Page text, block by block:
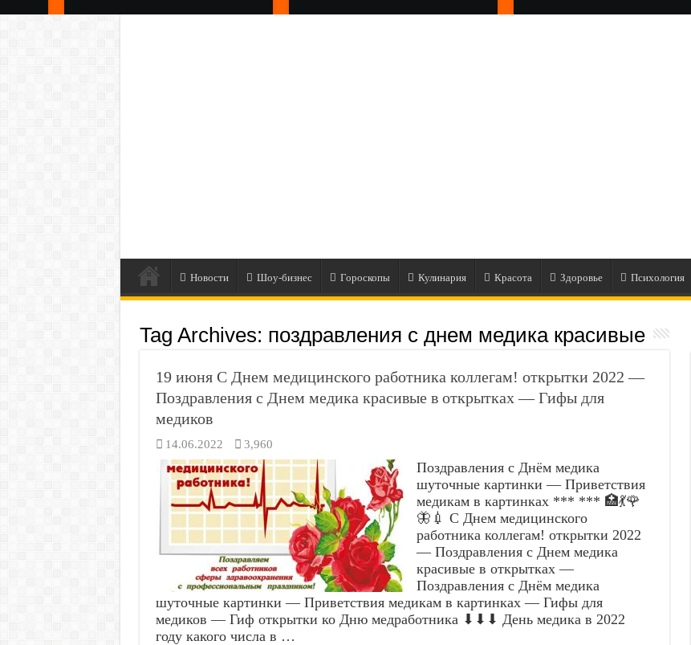
Новости Шоу-бизнес Гороскопы Кулинария Красота Здоровье Психология
Tag Archives: поздравления с днем медика красивые
19 июня С Днем медицинского работника коллегам! открытки 2022 —
Поздравления с Днем медика красивые в открытках — Гифы для
медиков
14.06.2022 3,960
Поздравления с Днём медика
шуточные картинки — Приветствия
медикам в картинках *** *** 🏥💃🌹
🦋💉 С Днем медицинского
работника коллегам! открытки 2022
— Поздравления с Днем медика
красивые в открытках —
Поздравления с Днём медика
шуточные картинки — Приветствия медикам в картинках — Гифы для
медиков — Гиф открытки ко Дню медработника ⬇⬇⬇ День медика в 2022
году какого числа в …